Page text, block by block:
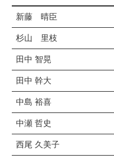
新藤 晴臣
杉山 里枝
田中 智晃
田中 幹大
中島 裕喜
中瀬 哲史
西尾 久美子